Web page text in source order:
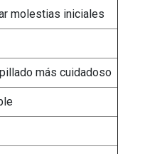
molestias iniciales
más cuidadoso